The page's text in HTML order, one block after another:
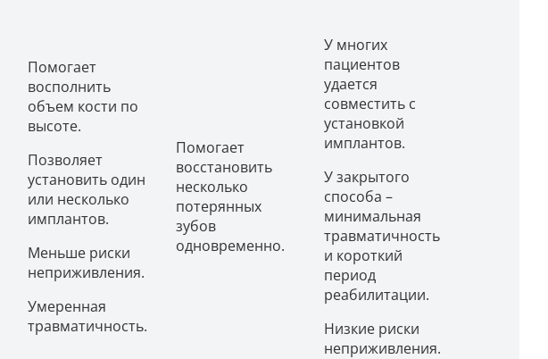
Помогает
восполнить
объем кости по
высоте.
Позволяет
установить один
или несколько
имплантов.
Меньше риски
неприживления.
Умеренная
травматичность.
Помогает
восстановить
несколько
потерянных
зубов
одновременно.
У многих
пациентов
удается
совместить с
установкой
имплантов.
У закрытого
способа –
минимальная
травматичность
и короткий
период
реабилитации.
Низкие риски
неприживления.